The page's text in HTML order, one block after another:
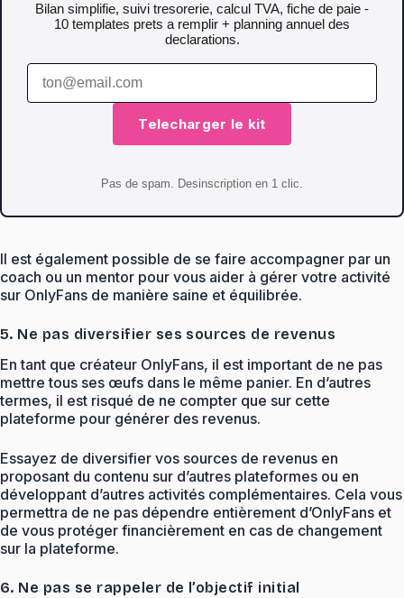
Bilan simplifie, suivi tresorerie, calcul TVA, fiche de paie -
10 templates prets a remplir + planning annuel des
declarations.
Telecharger le kit
Pas de spam. Desinscription en 1 clic.
Il est également possible de se faire accompagner par un
coach ou un mentor pour vous aider à gérer votre activité
sur OnlyFans de manière saine et équilibrée.
5. Ne pas diversifier ses sources de revenus
En tant que créateur OnlyFans, il est important de ne pas
mettre tous ses œufs dans le même panier. En d’autres
termes, il est risqué de ne compter que sur cette
plateforme pour générer des revenus.
Essayez de diversifier vos sources de revenus en
proposant du contenu sur d’autres plateformes ou en
développant d’autres activités complémentaires. Cela vous
permettra de ne pas dépendre entièrement d’OnlyFans et
de vous protéger financièrement en cas de changement
sur la plateforme.
6. Ne pas se rappeler de l’objectif initial